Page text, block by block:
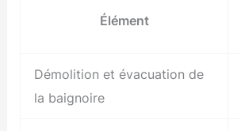
Élément
Démolition et évacuation de
la baignoire